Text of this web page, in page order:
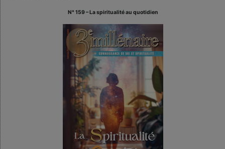
N° 159 – La spiritualité au quotidien